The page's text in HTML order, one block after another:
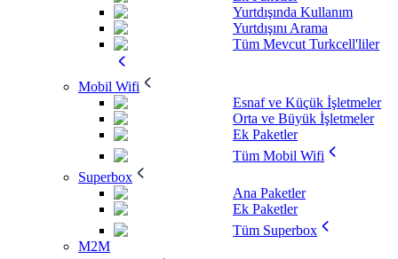
Yurtdışında Kullanım
Yurtdışını Arama
Tüm Mevcut Turkcell'liler
Mobil Wifi
Esnaf ve Küçük İşletmeler
Orta ve Büyük İşletmeler
Ek Paketler
Tüm Mobil Wifi
Superbox
Ana Paketler
Ek Paketler
Tüm Superbox
M2M